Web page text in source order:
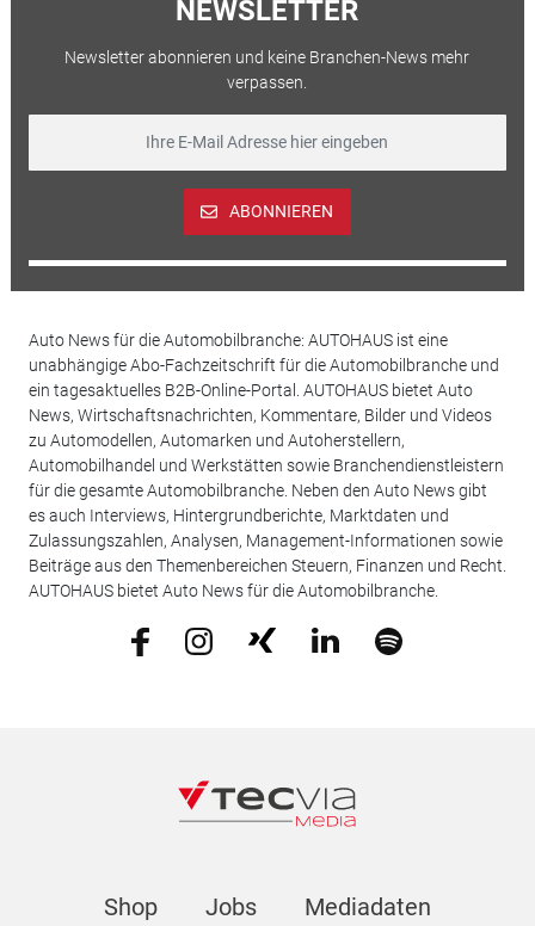
NEWSLETTER
Newsletter abonnieren und keine Branchen-News mehr
verpassen.
ABONNIEREN
Auto News für die Automobilbranche: AUTOHAUS ist eine
unabhängige Abo-Fachzeitschrift für die Automobilbranche und
ein tagesaktuelles B2B-Online-Portal. AUTOHAUS bietet Auto
News, Wirtschaftsnachrichten, Kommentare, Bilder und Videos
zu Automodellen, Automarken und Autoherstellern,
Automobilhandel und Werkstätten sowie Branchendienstleistern
für die gesamte Automobilbranche. Neben den Auto News gibt
es auch Interviews, Hintergrundberichte, Marktdaten und
Zulassungszahlen, Analysen, Management-Informationen sowie
Beiträge aus den Themenbereichen Steuern, Finanzen und Recht.
AUTOHAUS bietet Auto News für die Automobilbranche.
Shop Jobs Mediadaten